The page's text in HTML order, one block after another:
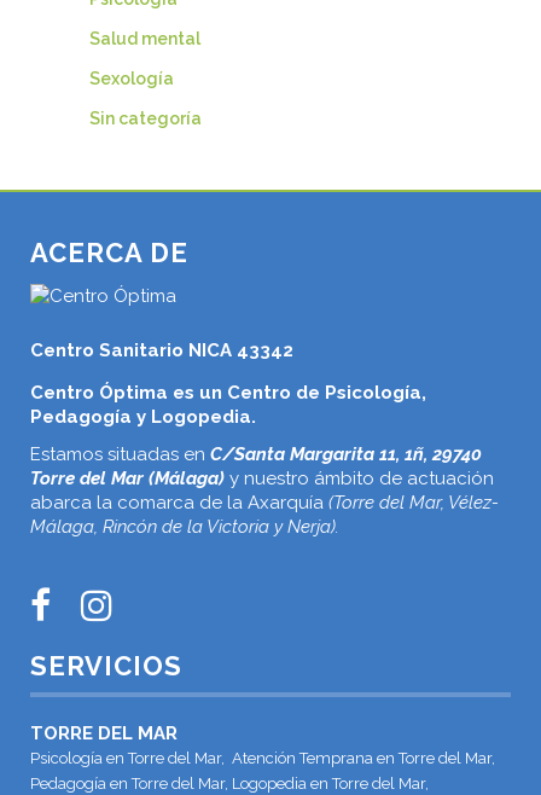
Salud mental
Sexología
Sin categoría
ACERCA DE
Centro Sanitario NICA 43342
Centro Óptima es un Centro de Psicología,
Pedagogía y Logopedia.
Estamos situadas en C/Santa Margarita 11, 1ñ, 29740
Torre del Mar (Málaga) y nuestro ámbito de actuación
abarca la comarca de la Axarquía (Torre del Mar, Vélez-
Málaga, Rincón de la Victoria y Nerja).
SERVICIOS
TORRE DEL MAR
Psicología en Torre del Mar, Atención Temprana en Torre del Mar,
Pedagogía en Torre del Mar, Logopedia en Torre del Mar,